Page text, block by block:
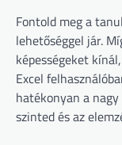
Fontold meg a
lehetőséggel jár.
képességeket
Excel
hatékonyan a
szinted és az